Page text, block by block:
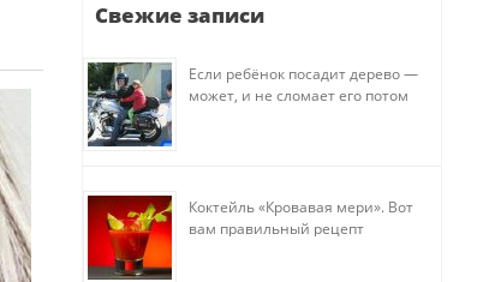
Свежие записи
Если ребёнок посадит дерево —
может, и не сломает его потом
Коктейль «Кровавая мери». Вот
вам правильный рецепт